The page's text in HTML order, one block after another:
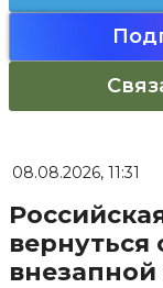
08.08.2026, 11:31
вернуться